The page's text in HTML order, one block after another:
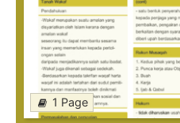
1 Page